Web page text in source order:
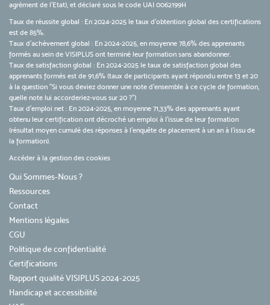
agrément de l’Etat), et déclaré sous le code UAI 0062199H
Taux de réussite global : En 2024-2025 le taux d'obtention global des certifications
est de 85%.
Taux d’achèvement global : En 2024-2025, en moyenne 78,6% des apprenants
formés au sein de VISIPLUS ont terminé leur formation sans abandonner.
Taux de satisfaction global : En 2024-2025 le taux de satisfaction global des
apprenants formés est de 91,6% (taux de participants ayant répondu entre 13 et 20
à la question "Si vous deviez donner une note d’ensemble à ce cycle de formation,
quelle note lui accorderiez-vous sur 20 ?")
Taux d’emploi net : En 2024-2025, en moyenne 71,33% des apprenants ayant
obtenu leur certification ont décroché un emploi à l'issue de leur formation
(résultat moyen cumulé des réponses à l'enquête de placement à un an à l'issu de
la formation).
Accéder à la gestion des cookies
Qui Sommes-Nous ?
Ressources
Contact
Mentions légales
CGU
Politique de confidentialité
Certifications
Rapport qualité VISIPLUS 2024-2025
Handicap et accessibilité